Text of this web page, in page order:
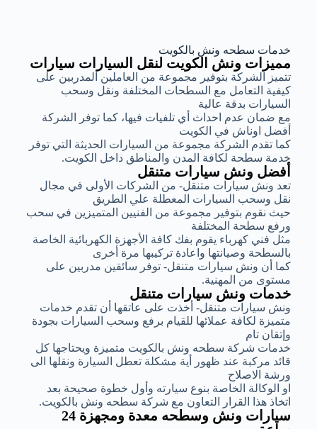
خدمات سطحه ونش بالكويت
مميزات ونش الكويت لنقل السيارات سيارات
تتميز الشركة بتوفير مجموعة من العاملين المدربين على
كيفية التعامل مع السطحات المختلفة ونقل وسحب
السيارات بدقة عالية
مع ضمان عدم احداث أي تلفيات فيها، كما توفر الشركة
أفضل اوناش في الكويت
كما تقدم الشركة مجموعة من السيارات الحديثة التي توفر
خدمة سطحة لكافة المدن والمناطق داخل الكويت.
أفضل ونش سيارات متنقل
تعد ونش سيارات متنقل- من الشركات الأولى في مجال
نقل وسحب السيارات المعطلة علي الطريق
حيث نقوم بتوفير مجموعة من الفنيين المتميزين في سحب
ورفع سطحة المختلفة
مثل فني كهرباء يقوم بفك كافة الأجهزة الكهربائية الخاصة
بالسطحة وصيانتها واعادة تركيبها مرة أخرى
كما أن ونش سيارات متنقل- توفر سائقين مدربين على
مستوى من المهنية.
خدمات ونش سيارات متنقل
ونش سيارات متنقل- أخذت على عاتقها أن تقدم خدمات
متميزة لكافة عملائها للقيام برفع وسحب السيارات بجودة
وإتقان تام
خدمات شركة سطحه ونش بالكويت متميزة ويحتاجها كل
قائد مركبة عند ظهور أية مشكلة تعطل السيارة ونقلها الى
ورشة الاصلاح
او الوكالة الخاصة بنوع سيارته وأول خطوة صحيحة بعد
اتخاذ هذا القرار التعاون مع شركة سطحه ونش بالكويت.
سيارات ونش وسطحه معدة ومجهزة 24